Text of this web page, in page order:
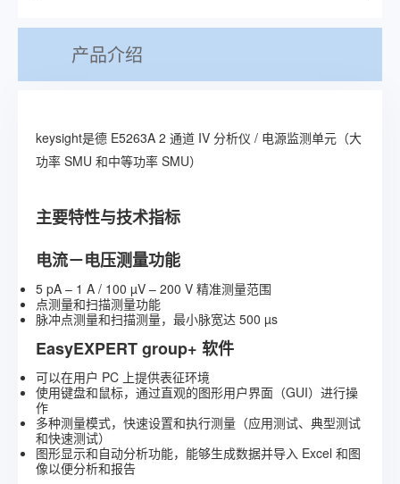
产品介绍
keysight是德 E5263A 2 通道 IV 分析仪 / 电源监测单元（大
功率 SMU 和中等功率 SMU）
主要特性与技术指标
电流－电压测量功能
5 pA – 1 A / 100 µV – 200 V 精准测量范围
点测量和扫描测量功能
脉冲点测量和扫描测量，最小脉宽达 500 µs
EasyEXPERT group+ 软件
可以在用户 PC 上提供表征环境
使用键盘和鼠标，通过直观的图形用户界面（GUI）进行操
作
多种测量模式，快速设置和执行测量（应用测试、典型测试
和快速测试）
图形显示和自动分析功能，能够生成数据并导入 Excel 和图
像以便分析和报告